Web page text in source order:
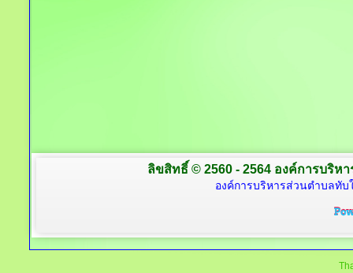
ลิขสิทธิ์ © 2560 - 2564 องค์การบริห
องค์การบริหารส่วนตำบลทับ